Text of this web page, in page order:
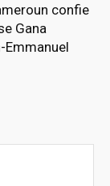
confie
Gana
Emmanuel